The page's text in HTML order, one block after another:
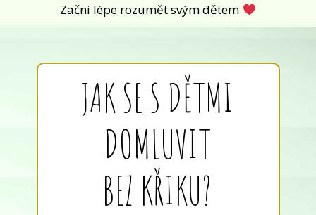
Začni lépe rozumět svým dětem
JAK SE S DĚTMI
DOMLUVIT
BEZ KŘIKU?